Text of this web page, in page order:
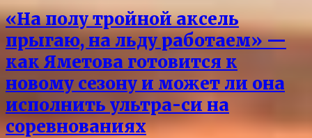
«На полу тройной аксель
прыгаю, на льду работаем» —
как Яметова готовится к
новому сезону и может ли она
исполнить ультра-си на
соревнованиях